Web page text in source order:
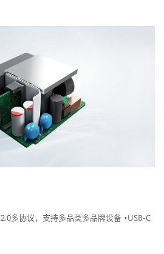
多协议，支持多品类多品牌设备 •USB-C